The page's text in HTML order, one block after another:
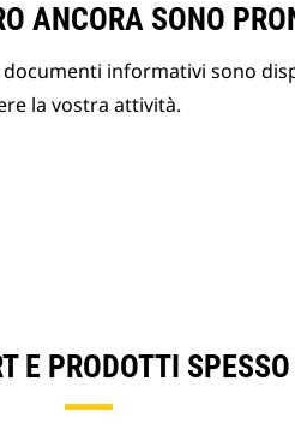
ANCORA SONO
informativi sono
la vostra attività.
E PRODOTTI